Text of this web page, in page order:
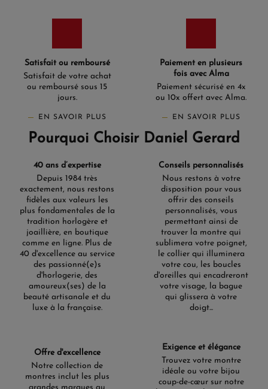
Satisfait ou remboursé
Satisfait de votre achat
ou remboursé sous 15
jours.
EN SAVOIR PLUS
Paiement en plusieurs
fois avec Alma
Paiement sécurisé en 4x
ou 10x offert avec Alma.
EN SAVOIR PLUS
Pourquoi Choisir Daniel Gerard
40 ans d’expertise
Depuis 1984 très
exactement, nous restons
fidèles aux valeurs les
plus fondamentales de la
tradition horlogère et
joaillière, en boutique
comme en ligne. Plus de
40 d'excellence au service
des passionné(e)s
d'horlogerie, des
amoureux(ses) de la
beauté artisanale et du
luxe à la française.
Conseils personnalisés
Nous restons à votre
disposition pour vous
offrir des conseils
personnalisés, vous
permettant ainsi de
trouver la montre qui
sublimera votre poignet,
le collier qui illuminera
votre cou, les boucles
d'oreilles qui encadreront
votre visage, la bague
qui glissera à votre
doigt...
Offre d'excellence
Notre collection de
montres inclut les plus
Exigence et élégance
Trouvez votre montre
idéale ou votre bijou
coup-de-cœur sur notre